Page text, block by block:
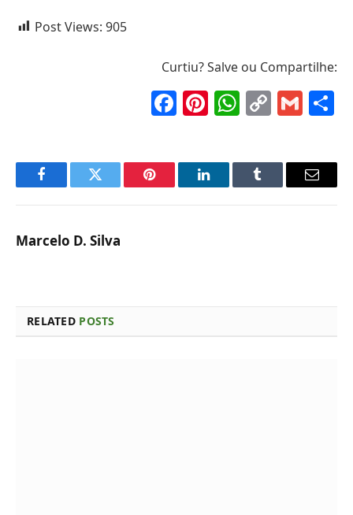
Post Views: 905
Curtiu? Salve ou Compartilhe:
Facebook
Pinterest
Copy
FacebookTwitter Pinterest LinkedInTumblr Email
Marcelo D. Silva
RELATED POSTS